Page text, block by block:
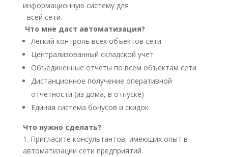
информационную систему для
всей сети.
Что мне даст автоматизация?
Легкий контроль всех объектов сети
Централизованный складской учет
Объединенные отчеты по всем объектам сети
Дистанционное получение оперативной
отчетности (из дома, в отпуске)
Единая система бонусов и скидок
Что нужно сделать?
1. Пригласите консультантов, имеющих опыт в
автоматизации сети предприятий.